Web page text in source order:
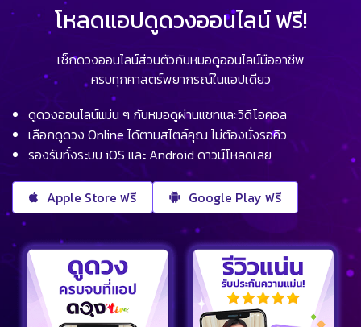
โหลดแอปดูดวงออนไลน์ ฟรี!
เช็กดวงออนไลน์ส่วนตัวกับหมอดูออนไลน์มืออาชีพ
ครบทุกศาสตร์พยากรณ์ในแอปเดียว
ดูดวงออนไลน์แม่น ๆ กับหมอดูผ่านแชทและวิดีโอคอล
เลือกดูดวง Online ได้ตามสไตล์คุณ ไม่ต้องนั่งรอคิว
รองรับทั้งระบบ iOS และ Android ดาวน์โหลดเลย
Apple Store ฟรี Google Play ฟรี